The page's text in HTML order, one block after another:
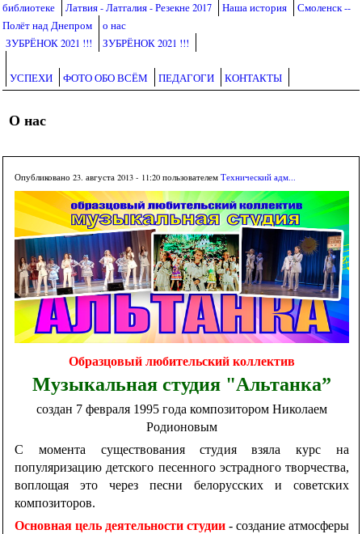
библиотеке
Латвия - Латгалия - Резекне 2017 Наша история
Смоленск --
Полёт над Днепром
о нас
ЗУБРЁНОК 2021 !!!
ЗУБРЁНОК 2021 !!!
УСПЕХИ ФОТО ОБО ВСЁМ ПЕДАГОГИ КОНТАКТЫ
О нас
Опубликовано 23. августа 2013 - 11:20 пользователем Технический адм...
Образцовый любительский коллектив
Музыкальная студия "Альтанка”
создан 7 февраля 1995 года композитором Николаем
Родионовым
С момента существования студия взяла курс на
популяризацию детского песенного эстрадного творчества,
воплощая это через песни белорусских и советских
композиторов.
Основная цель деятельности студии - создание атмосферы